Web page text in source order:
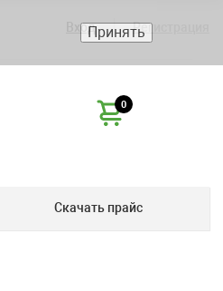
Вход Регистрация
0
Скачать прайс
Принять